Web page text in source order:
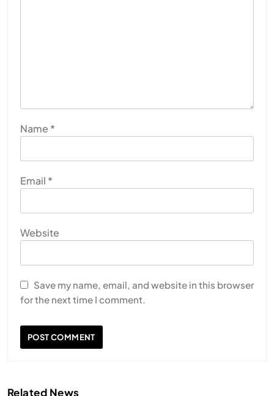
Name *
Email *
Website
Save my name, email, and website in this browser
for the next time I comment.
Related News